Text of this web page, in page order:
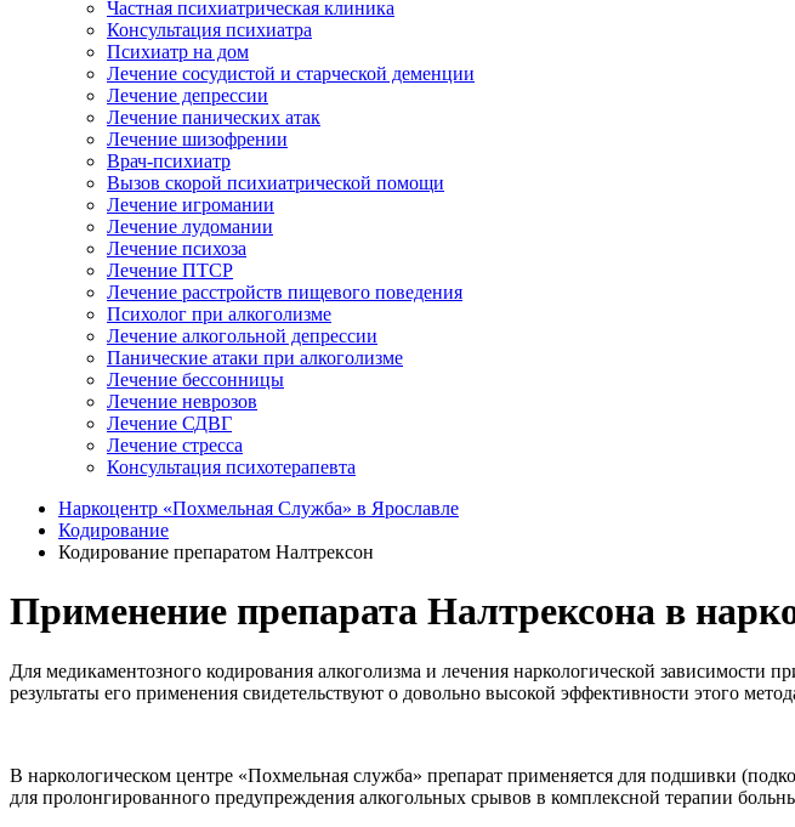
Частная психиатрическая клиника
Консультация психиатра
Психиатр на дом
Лечение сосудистой и старческой деменции
Лечение депрессии
Лечение панических атак
Лечение шизофрении
Врач-психиатр
Вызов скорой психиатрической помощи
Лечение игромании
Лечение лудомании
Лечение психоза
Лечение ПТСР
Лечение расстройств пищевого поведения
Психолог при алкоголизме
Лечение алкогольной депрессии
Панические атаки при алкоголизме
Лечение бессонницы
Лечение неврозов
Лечение СДВГ
Лечение стресса
Консультация психотерапевта
Наркоцентр «Похмельная Служба» в Ярославле
Кодирование
Кодирование препаратом Налтрексон
Применение препарата Налтрексона в
Для медикаментозного кодирования алкоголизма и лечения наркологической зависимости
результаты его применения свидетельствуют о довольно высокой эффективности этого
В наркологическом центре «Похмельная служба» препарат применяется для подшивки
для пролонгированного предупреждения алкогольных срывов в комплексной терапии